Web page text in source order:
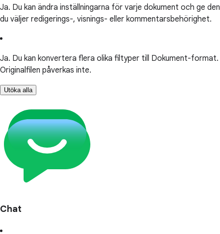
Ja. Du kan ändra inställningarna för varje dokument och ge den
du väljer redigerings-, visnings- eller kommentarsbehörighet.
Ja. Du kan konvertera flera olika filtyper till Dokument-format.
Originalfilen påverkas inte.
Utöka alla
Chat